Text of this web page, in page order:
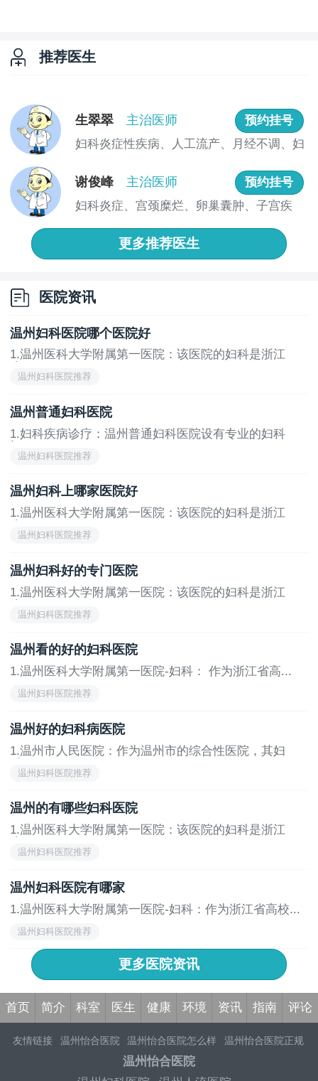
温州普通妇科医院以其专业的医疗团队、先进的医
还是女性健康的管理，都能在这里得到专业且贴心的服
务
推荐医生
生翠翠 主治医师
预约挂号
妇科炎症性疾病、人工流产、月经不调、妇
谢俊峰 主治医师
预约挂号
妇科炎症、宫颈糜烂、卵巢囊肿、子宫疾
更多推荐医生
医院资讯
温州妇科医院哪个医院好
1.温州医科大学附属第一医院：该医院的妇科是浙江
温州妇科医院推荐
温州普通妇科医院
1.妇科疾病诊疗：温州普通妇科医院设有专业的妇科
温州妇科医院推荐
温州妇科上哪家医院好
1.温州医科大学附属第一医院：该医院的妇科是浙江
温州妇科医院推荐
温州妇科好的专门医院
1.温州医科大学附属第一医院：该医院的妇科是浙江
温州妇科医院推荐
温州看的好的妇科医院
1.温州医科大学附属第一医院-妇科： 作为浙江省高...
温州妇科医院推荐
温州好的妇科病医院
1.温州市人民医院：作为温州市的综合性医院，其妇
温州妇科医院推荐
温州的有哪些妇科医院
1.温州医科大学附属第一医院：该医院的妇科是浙江
温州妇科医院推荐
温州妇科医院有哪家
1.温州医科大学附属第一医院-妇科：作为浙江省高校...
温州妇科医院推荐
更多医院资讯
首页 简介 科室 医生 健康 环境 资讯 指南 评论
友情链接 温州怡合医院 温州怡合医院怎么样
温州怡合医院正规
温州妇产医院 温州妇科医院
温州怡合医院